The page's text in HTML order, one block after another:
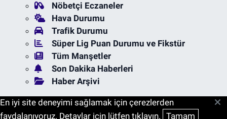
Nöbetçi Eczaneler
Hava Durumu
Trafik Durumu
Süper Lig Puan Durumu ve Fikstür
Tüm Manşetler
Son Dakika Haberleri
Haber Arşivi
En iyi site deneyimi sağlamak için çerezlerden
faydalanıyoruz. Detaylar için lütfen tıklayın. Tamam